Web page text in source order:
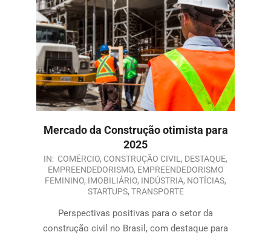
Mercado da Construção otimista para
2025
IN: COMÉRCIO, CONSTRUÇÃO CIVIL , DESTAQUE,
EMPREENDEDORISMO, EMPREENDEDORISMO
FEMININO, IMOBILIÁRIO, INDÚSTRIA, NOTÍCIAS,
STARTUPS, TRANSPORTE
Perspectivas positivas para o setor da
construção civil no Brasil, com destaque para